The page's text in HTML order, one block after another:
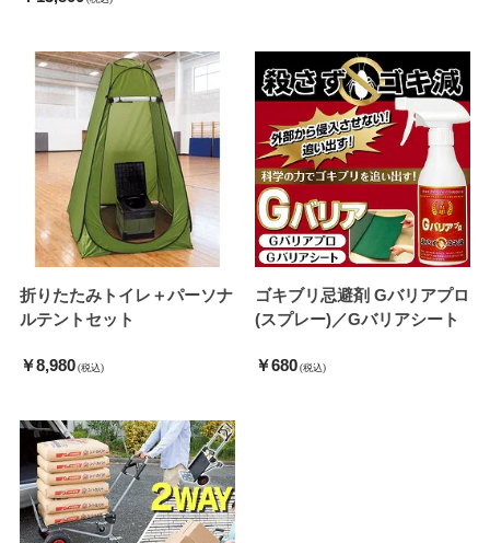
折りたたみトイレ＋パーソナ
ルテントセット
￥8,980 (税込)
ゴキブリ忌避剤 Gバリアプロ
(スプレー)／Gバリアシート
￥680 (税込)